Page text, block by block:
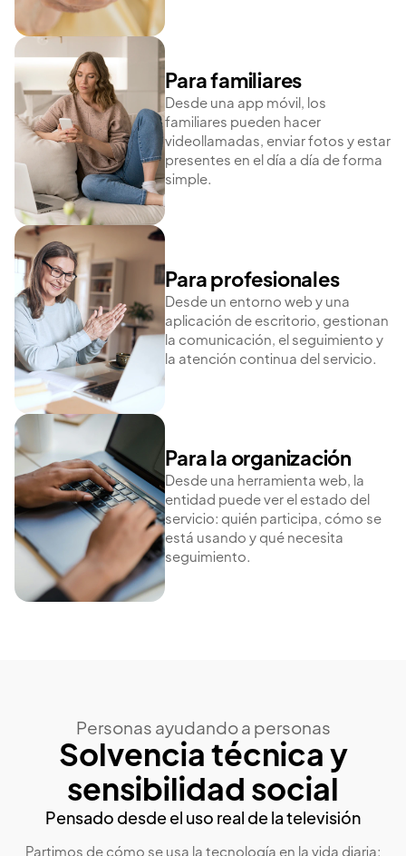
Para familiares
Desde una app móvil, los
familiares pueden hacer
videollamadas, enviar fotos y estar
presentes en el día a día de forma
simple.
Para profesionales
Desde un entorno web y una
aplicación de escritorio, gestionan
la comunicación, el seguimiento y
la atención continua del servicio.
Para la organización
Desde una herramienta web, la
entidad puede ver el estado del
servicio: quién participa, cómo se
está usando y qué necesita
seguimiento.
Personas ayudando a personas
Solvencia técnica y
sensibilidad social
Pensado desde el uso real de la televisión
Partimos de cómo se usa la tecnología en la vida diaria: